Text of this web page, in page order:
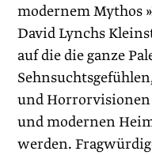
modernem Mythos
David Lynchs
auf die die ganze
und
und modernen
werden.